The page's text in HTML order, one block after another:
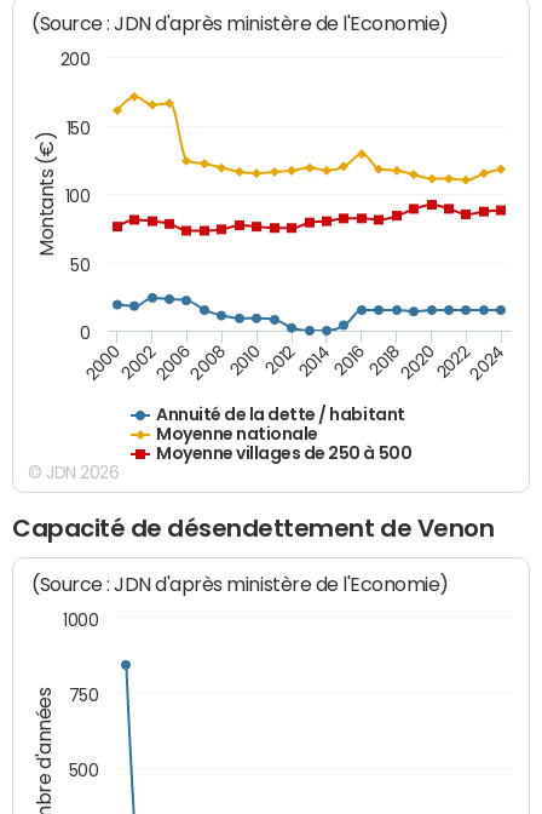
Montants (€)
(Source : JDN d'après ministère de l'Economie)
Annuité de la dette / habitant
Moyenne nationale
Moyenne villages de 250 à 500
200020022006200820102012201420162018202020222024
0
50
100
150
200
© JDN 2026
Capacité de désendettement de Venon
Nombre d'années
(Source : JDN d'après ministère de l'Economie)
500
750
1000